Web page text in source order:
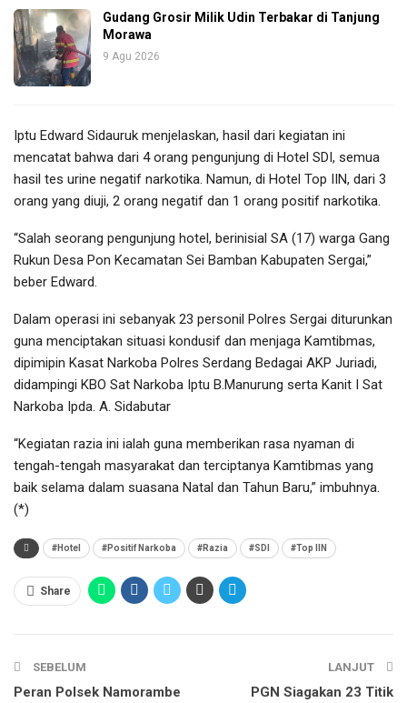
Gudang Grosir Milik Udin Terbakar di Tanjung
Morawa
9 Agu 2026
Iptu Edward Sidauruk menjelaskan, hasil dari kegiatan ini
mencatat bahwa dari 4 orang pengunjung di Hotel SDI, semua
hasil tes urine negatif narkotika. Namun, di Hotel Top IIN, dari 3
orang yang diuji, 2 orang negatif dan 1 orang positif narkotika.
“Salah seorang pengunjung hotel, berinisial SA (17) warga Gang
Rukun Desa Pon Kecamatan Sei Bamban Kabupaten Sergai,”
beber Edward.
Dalam operasi ini sebanyak 23 personil Polres Sergai diturunkan
guna menciptakan situasi kondusif dan menjaga Kamtibmas,
dipimipin Kasat Narkoba Polres Serdang Bedagai AKP Juriadi,
didampingi KBO Sat Narkoba Iptu B.Manurung serta Kanit I Sat
Narkoba Ipda. A. Sidabutar
“Kegiatan razia ini ialah guna memberikan rasa nyaman di
tengah-tengah masyarakat dan terciptanya Kamtibmas yang
baik selama dalam suasana Natal dan Tahun Baru,” imbuhnya.
(*)
#Hotel #Positif Narkoba #Razia #SDI #Top IIN
Share
SEBELUM
Peran Polsek Namorambe
LANJUT
PGN Siagakan 23 Titik